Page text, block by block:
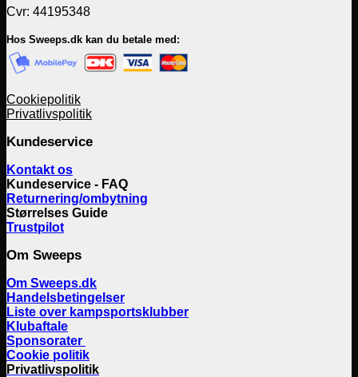
Cvr: 44195348
Hos Sweeps.dk kan du betale med:
Cookiepolitik
Privatlivspolitik
Kundeservice
Kontakt os
Kundeservice - FAQ
Returnering/ombytning
Størrelses Guide
Trustpilot
Om Sweeps
Om Sweeps.dk
Handelsbetingelser
Liste over kampsportsklubber
Klubaftale
Sponsorater
Cookie politik
Privatlivspolitik